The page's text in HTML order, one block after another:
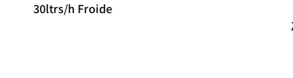
​30ltrs/h Froide